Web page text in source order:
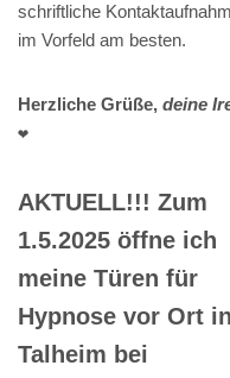
schriftliche
im Vorfeld am besten.
Herzliche Grüße, deine
❤️
AKTUELL!!! Zum
1.5.2025 öffne ich
meine Türen für
Hypnose vor Ort in
Talheim bei